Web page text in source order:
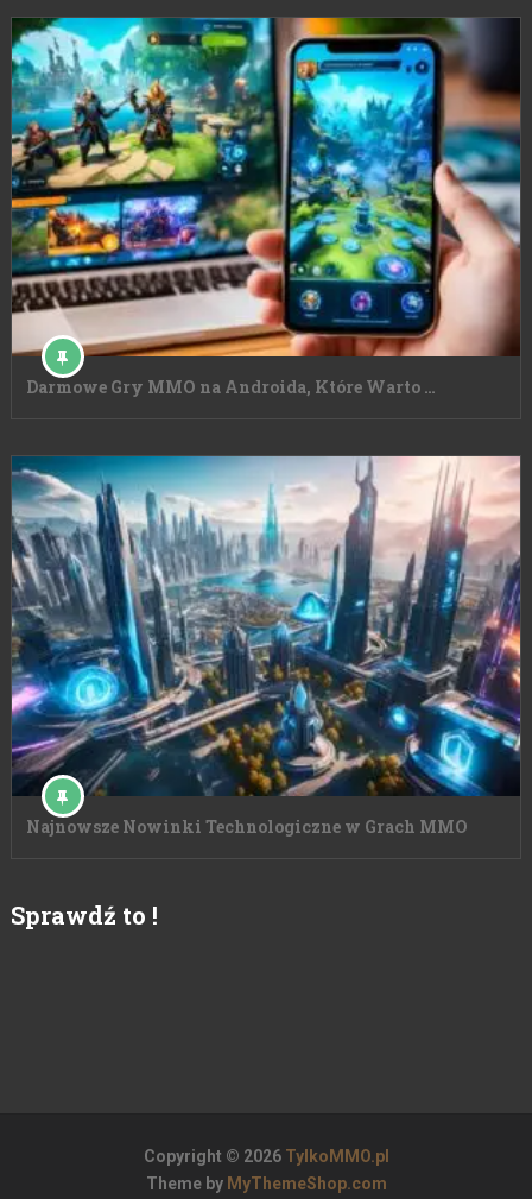
Darmowe Gry MMO na Androida, Które Warto …
Najnowsze Nowinki Technologiczne w Grach MMO
Sprawdź to !
Copyright © 2026 TylkoMMO.pl
Theme by MyThemeShop.com